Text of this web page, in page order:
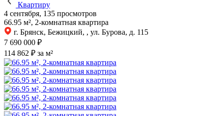
Квартиру
4 сентября, 135 просмотров
66.95 м², 2-комнатная квартира
г. Брянск, Бежицкий, , ул. Бурова, д. 115
7 690 000 ₽
114 862 ₽ за м²